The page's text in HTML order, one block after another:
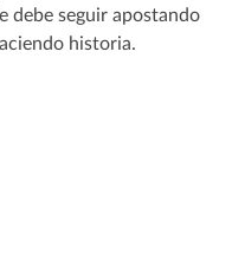
debe seguir apostando
historia.